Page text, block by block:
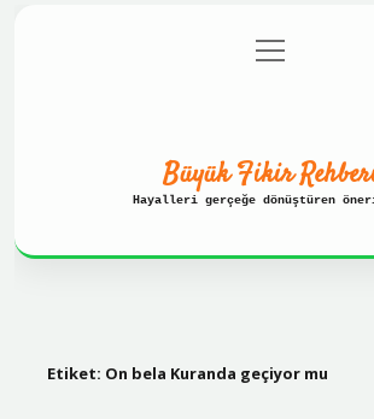
Gizlilik
menüyü
aç
Büyük Fikir
Hayalleri gerçeğe dönüştüren
Etiket: On bela Kuranda geçiyor mu